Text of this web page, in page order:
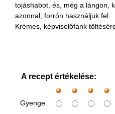
tojáshabot, és, még a lángon,
azonnal, forrón használjuk fel.
Krémes, képviselőfánk
A recept értékelése:
Gyenge